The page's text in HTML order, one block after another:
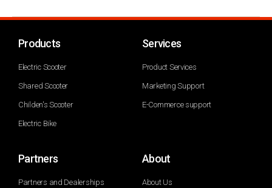
Products
Electric Scooter
Shared Scooter
Childen's Scooter
Electric Bike
Services
Product Services
Marketing Support
E-Commerce support
Partners
Partners and Dealerships
About
About Us